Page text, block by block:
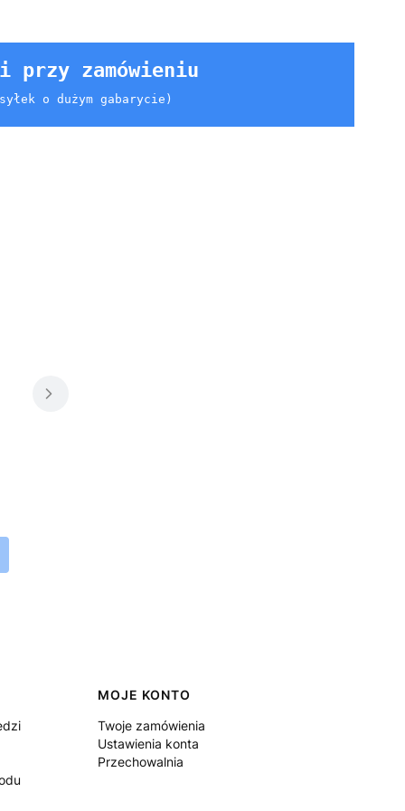
przy zamówieniu
o dużym gabarycie)
MOJE KONTO
Twoje zamówienia
Ustawienia konta
Przechowalnia